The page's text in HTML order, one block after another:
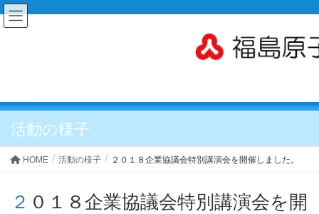
活動の様子
HOME 活動の様子 ２０１８企業協議会特別講演会を開催しました。
２０１８企業協議会特別講演会を開